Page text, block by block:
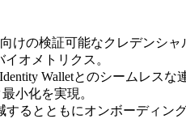
けの検証可能なクレデンシャ
オメトリクス。
Walletとのシームレスな
小化を実現。
るとともにオンボーディング